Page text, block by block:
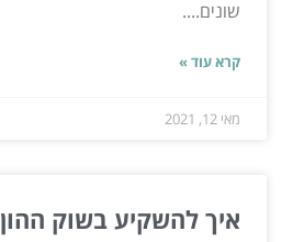
שונים....
קרא עוד »
מאי 12, 2021
איך להשקיע בשוק ההון